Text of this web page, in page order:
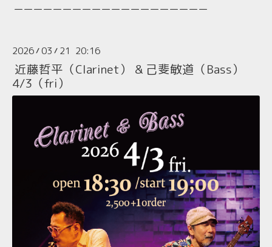
ーーーーーーーーーーーーーーーーーーーー
2026/03 / 21 20:16
近藤哲平（Clarinet） & 己斐敏道（Bass）
4/3（fri）